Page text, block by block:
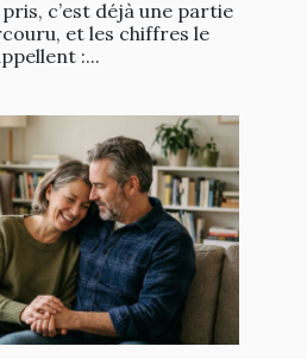
c’est déjà une partie
et les chiffres le
:...